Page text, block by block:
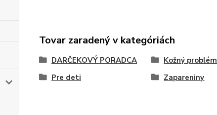
Tovar zaradený v kategóriách
DARČEKOVÝ PORADCA Kožný problém
Pre deti
Zapareniny